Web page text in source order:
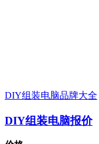
DIY组装电脑品牌大全
DIY组装电脑报价